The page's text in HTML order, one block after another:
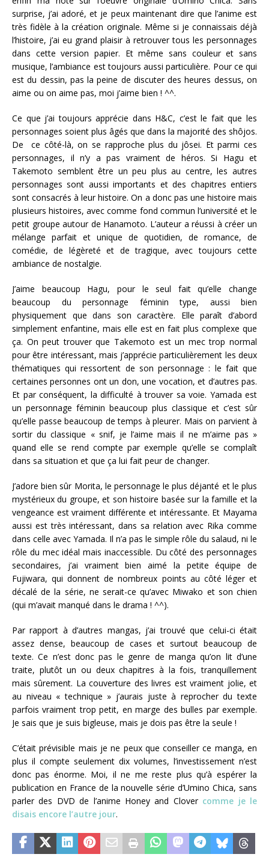
surprise, j’ai adoré, et je peux maintenant dire que l’anime est
très fidèle à la création originale. Même si je connaissais déjà
l’histoire, j’ai eu grand plaisir à retrouver tous les personnages
dans cette version papier. Et même sans couleur et sans
musique, l’ambiance est toujours aussi particulière. Pour ce qui
est du dessin, pas la peine de discuter des heures dessus, on
aime ou on aime pas, moi j’aime bien ! ^^.
Ce que j’ai toujours apprécie dans H&C, c’est le fait que les
personnages soient plus âgés que dans la majorité des shôjos.
De ce côté-là, on se rapproche plus du jôsei. Et parmi ces
personnages, il n’y a pas vraiment de héros. Si Hagu et
Takemoto semblent être un peu plus au centre, les autres
personnages sont aussi importants et des chapitres entiers
sont consacrés à leur histoire. On a donc pas une histoire mais
plusieurs histoires, avec comme fond commun l’université et le
petit groupe autour de Hanamoto. L’auteur a réussi à créer un
mélange parfait et unique de quotidien, de romance, de
comédie, de légèreté et de tragique, avec toujours cette
ambiance de nostalgie.
J’aime beaucoup Hagu, pour le seul fait qu’elle change
beaucoup du personnage féminin type, aussi bien
physiquement que dans son caractère. Elle paraît d’abord
simplement enfantine, mais elle est en fait plus complexe que
ça. On peut trouver que Takemoto est un mec trop normal
pour être intéressant, mais j’apprécie particulièrement les deux
thématiques qui ressortent de son personnage : le fait que
certaines personnes ont un don, une vocation, et d’autres pas.
Et par conséquent, la difficulté à trouver sa voie. Yamada est
un personnage féminin beaucoup plus classique et c’est sûr
qu’elle passe beaucoup de temps à pleurer. Mais on parvient à
sortir du classique « snif, je l’aime mais il ne m’aime pas »
quand elle se rend compte par exemple qu’elle se complaît
dans sa situation et que ça lui fait peur de changer.
J’adore bien sûr Morita, le personnage le plus déjanté et le plus
mystérieux du groupe, et son histoire basée sur la famille et la
vengeance est vraiment différente et intéressante. Et Mayama
aussi est très intéressant, dans sa relation avec Rika comme
dans celle avec Yamada. Il n’a pas le simple rôle du salaud, ni le
rôle du mec idéal mais inaccessible. Du côté des personnages
secondaires, j’ai vraiment bien aimé la petite équipe de
Fujiwara, qui donnent de nombreux points au côté léger et
décalé de la série, ne serait-ce qu’avec Miwako et son chien
(qui m’avait manqué dans le drama ! ^^).
Par rapport à d’autres mangas, j’ai trouvé que celui-ci était
assez dense, beaucoup de cases et surtout beaucoup de
texte. Ce n’est donc pas le genre de manga qu’on lit d’une
traite, plutôt un ou deux chapitres à la fois, tranquillement
mais sûrement. La couverture des livres est vraiment jolie, et
au niveau « technique » j’aurais juste à reprocher du texte
parfois vraiment trop petit, en marge des bulles par exemple.
Je sais que je suis bigleuse, mais je dois pas être la seule !
C’était prévisible mais je ne peux que conseiller ce manga, en
plus il compte seulement dix volumes, l’investissement n’est
donc pas énorme. Moi, il ne me reste plus qu’à espérer la
publication en France de la nouvelle série d’Umino Chica, sans
parler des DVD de l’anime Honey and Clover comme je le
disais encore l’autre jour.